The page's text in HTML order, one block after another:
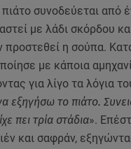
συνοδεύεται από
με λάδι σκόρδου
προστεθεί η σούπα.
με κάποια
για λίγο τα λόγια
εξηγήσω το πιάτο.
πει τρία στάδια».
και σαφράν,